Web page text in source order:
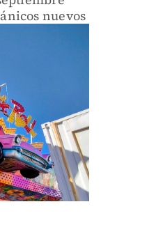
nuevos